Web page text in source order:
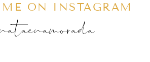
ON INSTAGRAM